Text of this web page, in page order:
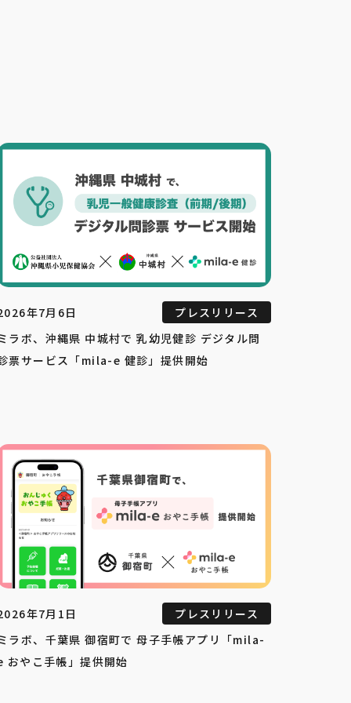
年7月6日
プレスリリース
ラボ、沖縄県 中城村で 乳幼児健診 デジタル問
票サービス「mila-e 健診」提供開始
年7月1日
プレスリリース
ラボ、千葉県 御宿町で 母子手帳アプリ「mila-
おやこ手帳」提供開始